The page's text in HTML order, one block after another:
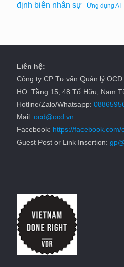
định biên nhân sự Ứng dụng AI
Liên hệ:
Công ty CP Tư vấn Quản lý OCD
HO: Tầng 15, 48 Tố Hữu, Nam
Hotline/Zalo/Whatsapp:
Mail: ocd@ocd.vn
Facebook: https://facebook.com/
Guest Post or Link Insertion: